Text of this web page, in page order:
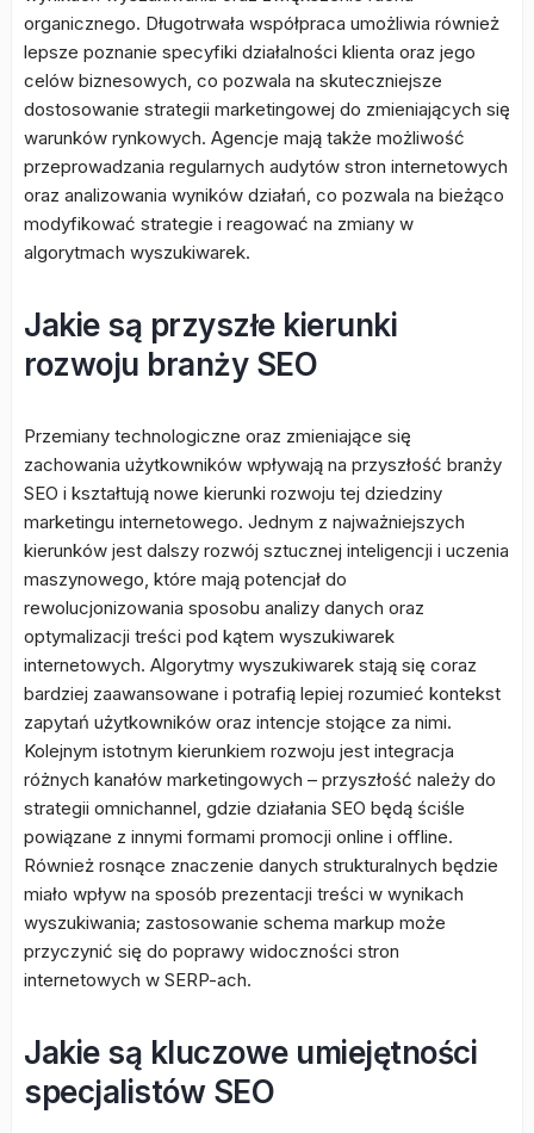
organicznego. Długotrwała współpraca umożliwia również
lepsze poznanie specyfiki działalności klienta oraz jego
celów biznesowych, co pozwala na skuteczniejsze
dostosowanie strategii marketingowej do zmieniających się
warunków rynkowych. Agencje mają także możliwość
przeprowadzania regularnych audytów stron internetowych
oraz analizowania wyników działań, co pozwala na bieżąco
modyfikować strategie i reagować na zmiany w
algorytmach wyszukiwarek.
Jakie są przyszłe kierunki
rozwoju branży SEO
Przemiany technologiczne oraz zmieniające się
zachowania użytkowników wpływają na przyszłość branży
SEO i kształtują nowe kierunki rozwoju tej dziedziny
marketingu internetowego. Jednym z najważniejszych
kierunków jest dalszy rozwój sztucznej inteligencji i uczenia
maszynowego, które mają potencjał do
rewolucjonizowania sposobu analizy danych oraz
optymalizacji treści pod kątem wyszukiwarek
internetowych. Algorytmy wyszukiwarek stają się coraz
bardziej zaawansowane i potrafią lepiej rozumieć kontekst
zapytań użytkowników oraz intencje stojące za nimi.
Kolejnym istotnym kierunkiem rozwoju jest integracja
różnych kanałów marketingowych – przyszłość należy do
strategii omnichannel, gdzie działania SEO będą ściśle
powiązane z innymi formami promocji online i offline.
Również rosnące znaczenie danych strukturalnych będzie
miało wpływ na sposób prezentacji treści w wynikach
wyszukiwania; zastosowanie schema markup może
przyczynić się do poprawy widoczności stron
internetowych w SERP-ach.
Jakie są kluczowe umiejętności
specjalistów SEO